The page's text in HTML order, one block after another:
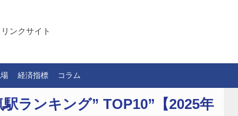
ンクサイト
経済指標 コラム
ランキング” TOP10”【2025年